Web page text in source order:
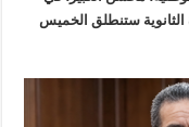
مغلقةستنطلق الخميس